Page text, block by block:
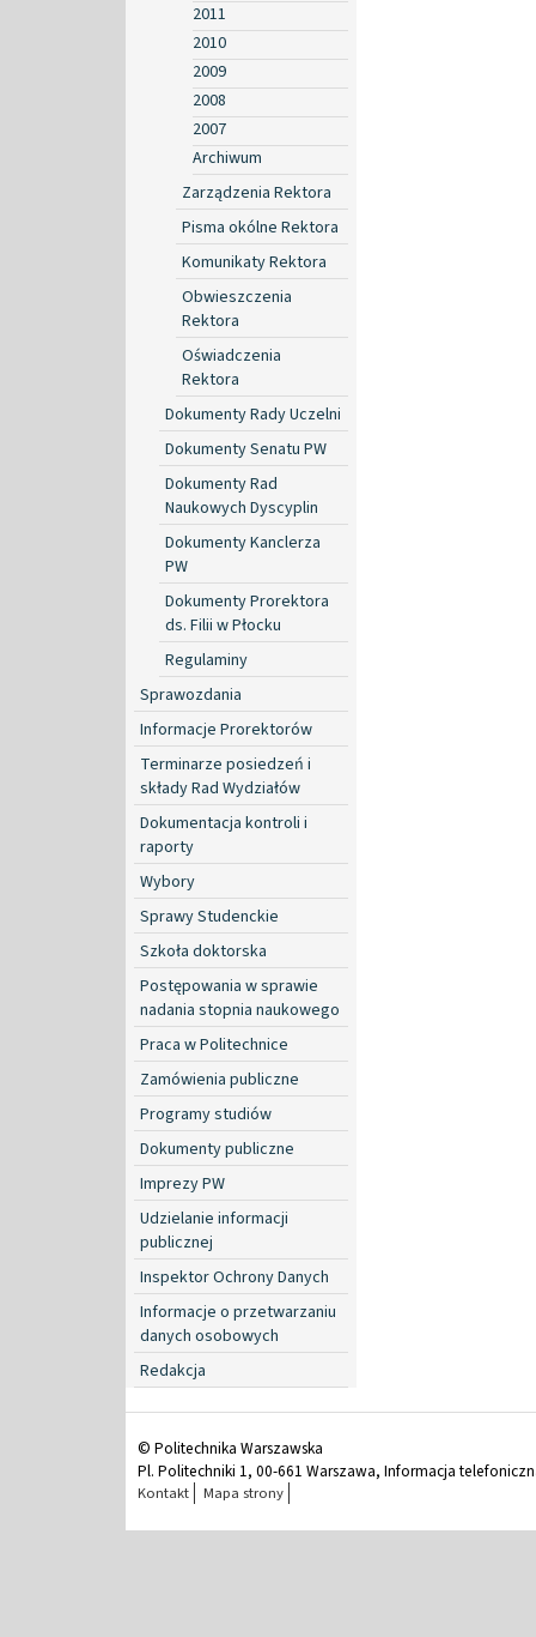
2011
2010
2009
2008
2007
Archiwum
Zarządzenia Rektora
Pisma okólne Rektora
Komunikaty Rektora
Obwieszczenia
Rektora
Oświadczenia
Rektora
Dokumenty Rady Uczelni
Dokumenty Senatu PW
Dokumenty Rad
Naukowych Dyscyplin
Dokumenty Kanclerza
PW
Dokumenty Prorektora
ds. Filii w Płocku
Regulaminy
Sprawozdania
Informacje Prorektorów
Terminarze posiedzeń i
składy Rad Wydziałów
Dokumentacja kontroli i
raporty
Wybory
Sprawy Studenckie
Szkoła doktorska
Postępowania w sprawie
nadania stopnia naukowego
Praca w Politechnice
Zamówienia publiczne
Programy studiów
Dokumenty publiczne
Imprezy PW
Udzielanie informacji
publicznej
Inspektor Ochrony Danych
Informacje o przetwarzaniu
danych osobowych
Redakcja
© Politechnika Warszawska
Pl. Politechniki 1, 00-661 Warszawa, Informacja
Kontakt Mapa strony